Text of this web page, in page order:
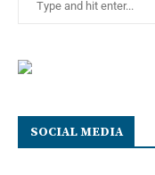
SOCIAL MEDIA